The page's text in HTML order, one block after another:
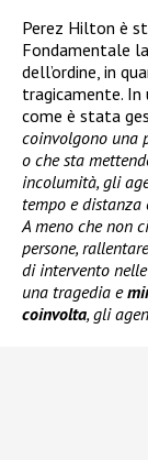
Perez Hilton è
Fondamentale
dell’ordine, in
tragicamente.
come è stata
coinvolgono una
o che sta
incolumità, gli
tempo e
A meno che non
persone,
di intervento
una tragedia e
coinvolta, gli